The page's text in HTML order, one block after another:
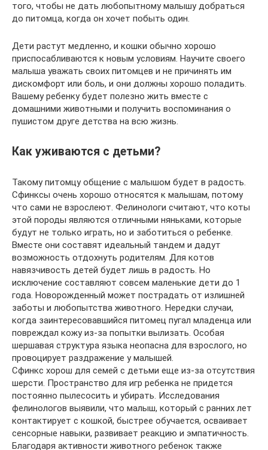
того, чтобы не дать любопытному малышу добраться
до питомца, когда он хочет побыть один.
Дети растут медленно, и кошки обычно хорошо
приспосабливаются к новым условиям. Научите своего
малыша уважать своих питомцев и не причинять им
дискомфорт или боль, и они должны хорошо поладить.
Вашему ребенку будет полезно жить вместе с
домашними животными и получить воспоминания о
пушистом друге детства на всю жизнь.
Как уживаются с детьми?
Такому питомцу общение с малышом будет в радость.
Сфинксы очень хорошо относятся к малышам, потому
что сами не взрослеют. Фелинологи считают, что коты
этой породы являются отличными няньками, которые
будут не только играть, но и заботиться о ребенке.
Вместе они составят идеальный тандем и дадут
возможность отдохнуть родителям. Для котов
навязчивость детей будет лишь в радость. Но
исключение составляют совсем маленькие дети до 1
года. Новорожденный может пострадать от излишней
заботы и любопытства животного. Нередки случаи,
когда заинтересовавшийся питомец пугал младенца или
повреждал кожу из-за попытки вылизать. Особая
шершавая структура языка неопасна для взрослого, но
провоцирует раздражение у малышей.
Сфинкс хорош для семей с детьми еще из-за отсутствия
шерсти. Пространство для игр ребенка не придется
постоянно пылесосить и убирать. Исследования
фелинологов выявили, что малыш, который с ранних лет
контактирует с кошкой, быстрее обучается, осваивает
сенсорные навыки, развивает реакцию и эмпатичность.
Благодаря активности животного ребенок также